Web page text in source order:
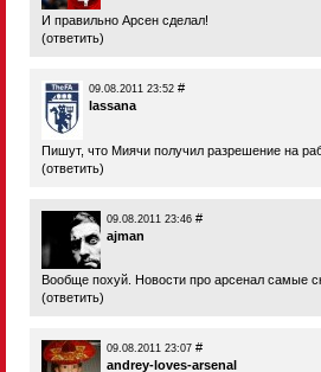
И правильно Арсен сделал!
(ответить)
09.08.2011 23:52 #
lassana
Пишут, что Миячи получил разрешение на
(ответить)
09.08.2011 23:46 #
ajman
Вообще похуй. Новости про арсенал самые
(ответить)
09.08.2011 23:07 #
andrey-loves-arsenal